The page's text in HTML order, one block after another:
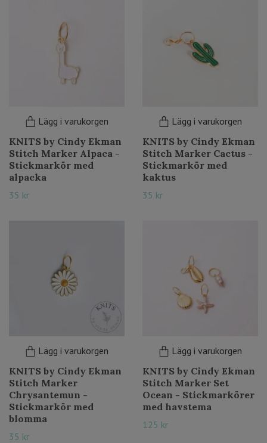
Lägg i varukorgen
KNITS by Cindy Ekman
Stitch Marker Alpaca -
Stickmarkör med
alpacka
35 kr
Lägg i varukorgen
KNITS by Cindy Ekman
Stitch Marker Cactus -
Stickmarkör med
kaktus
35 kr
Lägg i varukorgen
KNITS by Cindy Ekman
Stitch Marker
Chrysantemun -
Stickmarkör med
blomma
35 kr
Lägg i varukorgen
KNITS by Cindy Ekman
Stitch Marker Set
Ocean - Stickmarkörer
med havstema
125 kr